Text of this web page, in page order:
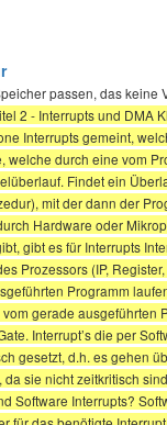
passen, das
2 - Interrupts und DMA
Interrupts gemeint,
welche durch eine vom
Findet ein
mit der dann der
Hardware oder
gibt es für Interrupts
Prozessors (IP,
Programm
gerade ausgeführten
Interrupt’s die per
gesetzt, d.h. es gehen
sie nicht zeitkritisch
Software Interrupts?